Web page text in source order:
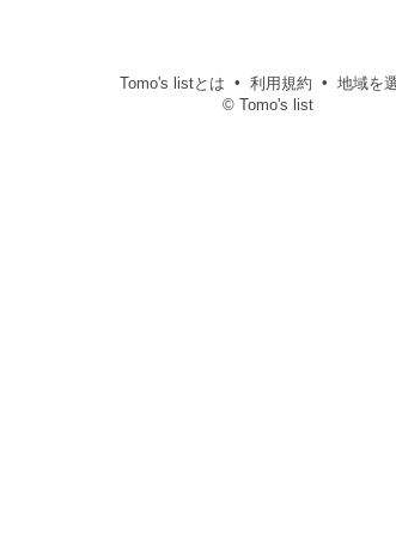
Tomo's listとは 利用規約
地域を
© Tomo's list